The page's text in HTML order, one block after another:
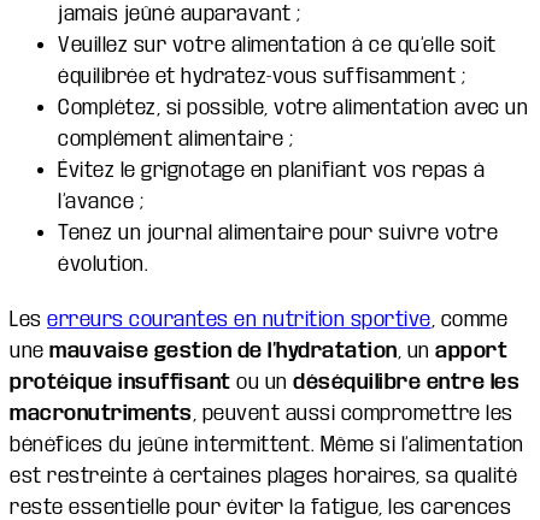
jamais jeûné auparavant ;
Veuillez sur votre alimentation à ce qu’elle soit
équilibrée et hydratez-vous suffisamment ;
Complétez, si possible, votre alimentation avec un
complément alimentaire ;
Évitez le grignotage en planifiant vos repas à
l’avance ;
Tenez un journal alimentaire pour suivre votre
évolution.
Les erreurs courantes en nutrition sportive, comme
une mauvaise gestion de l’hydratation, un apport
protéique insuffisant ou un déséquilibre entre les
macronutriments, peuvent aussi compromettre les
bénéfices du jeûne intermittent. Même si l’alimentation
est restreinte à certaines plages horaires, sa qualité
reste essentielle pour éviter la fatigue, les carences